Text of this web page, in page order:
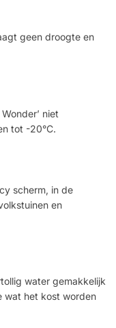
​​geen droogte en
niet
tot -20°C.
scherm, in de
en
water gemakkelijk
wat het kost worden